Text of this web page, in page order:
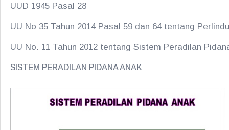
UUD 1945 Pasal 28
UU No 35 Tahun 2014 Pasal 59 dan 64 tentang
UU No. 11 Tahun 2012 tentang Sistem Peradilan
SISTEM PERADILAN PIDANA ANAK